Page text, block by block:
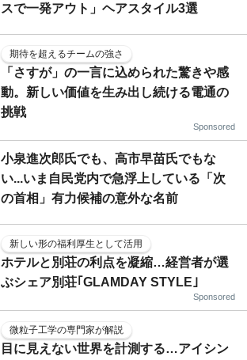
スで一発アウト」ヘアスタイル3選
期待を超えるチームの強さ
「さすが」の一言に込められた驚きや感
動。新しい価値を生み出し続ける電通の
挑戦
Sponsored
小泉進次郎氏でも、高市早苗氏でもな
い...いま自民党内で急浮上している「次
の首相」有力候補の意外な名前
新しい形の福利厚生として活用
ホテルと別荘の利点を凝縮…経営者が選
ぶシェア別荘｢GLAMDAY STYLE｣
Sponsored
微粒子工学の専門家が解説
目に見えない世界を計測する…アイシン